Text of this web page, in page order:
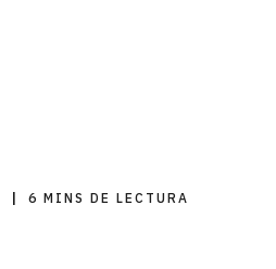
6 MINS DE LECTURA